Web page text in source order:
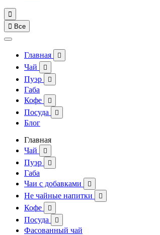

 Все
Главная 
Чай 
Пуэр 
Габа
Кофе

Посуда 
Блог
Главная
Чай

Пуэр 
Габа
Чаи с добавками

Не чайные напитки 
Кофе 
Посуда 
Фасованный чай